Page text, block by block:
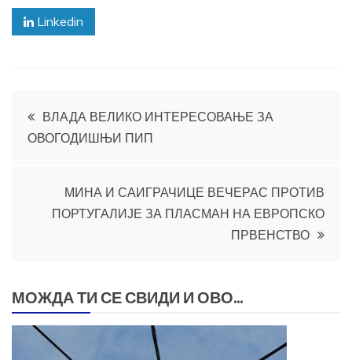
Linkedin
Кретање
чланка
ВЛАДА ВЕЛИКО ИНТЕРЕСОВАЊЕ ЗА
ОВОГОДИШЊИ ПИП
МИНА И САИГРАЧИЦЕ ВЕЧЕРАС ПРОТИВ
ПОРТУГАЛИЈЕ ЗА ПЛАСМАН НА ЕВРОПСКО
ПРВЕНСТВО
МОЖДА ТИ СЕ СВИДИ И ОВО...